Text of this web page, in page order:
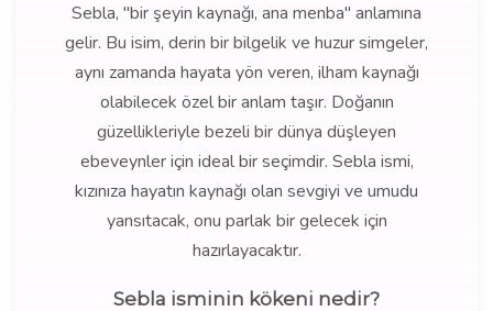
Sebla, "bir şeyin kaynağı, ana menba" anlamına
gelir. Bu isim, derin bir bilgelik ve huzur simgeler,
aynı zamanda hayata yön veren, ilham kaynağı
olabilecek özel bir anlam taşır. Doğanın
güzellikleriyle bezeli bir dünya düşleyen
ebeveynler için ideal bir seçimdir. Sebla ismi,
kızınıza hayatın kaynağı olan sevgiyi ve umudu
yansıtacak, onu parlak bir gelecek için
hazırlayacaktır.
Sebla isminin kökeni nedir?